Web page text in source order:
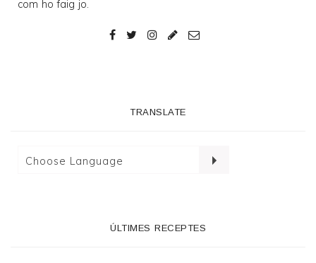
com ho faig jo.
TRANSLATE
ÚLTIMES RECEPTES